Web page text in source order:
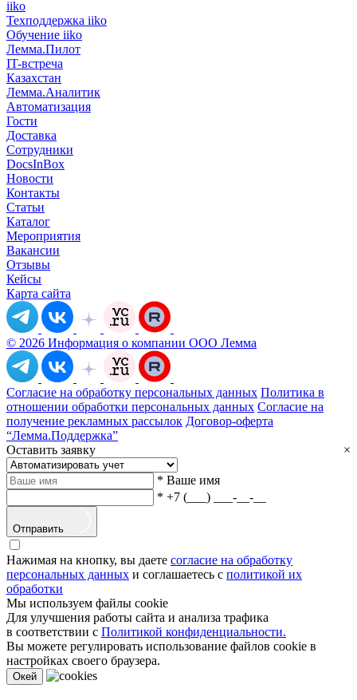
iiko
Техподдержка iiko
Обучение iiko
Лемма.Пилот
IT-встреча
Казахстан
Лемма.Аналитик
Автоматизация
Гости
Доставка
Сотрудники
DocsInBox
Новости
Контакты
Статьи
Каталог
Мероприятия
Вакансии
Отзывы
Кейсы
Карта сайта
© 2026 Информация о компании ООО Лемма
Согласие на обработку персональных данных Политика в
отношении обработки персональных данных Согласие на
получение рекламных рассылок Договор-оферта
“Лемма.Поддержка”
Оставить заявку
×
* Ваше имя
* +7 (___) ___-__-__
Отправить
Нажимая на кнопку, вы даете согласие на обработку
персональных данных и соглашаетесь с политикой их
обработки
Мы используем файлы cookie
Для улучшения работы сайта и анализа трафика
в соответствии с Политикой конфиденциальности.
Вы можете регулировать использование файлов cookie в
настройках своего браузера.
Oкей